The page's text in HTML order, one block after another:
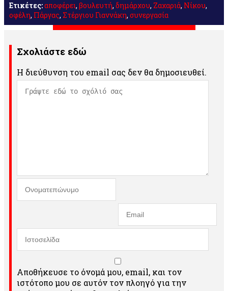
Ετικέτες:αποφέρει, βουλευτή, δημάρχου, Ζαχαριά, Νίκου,
οφέλη, Πάργας, Στέργιου Γιαννάκη, συνεργασία
Σχολιάστε εδώ
Η διεύθυνση του email σας δεν θα δημοσιευθεί.
Αποθήκευσε το όνομά μου, email, και τον
ιστότοπο μου σε αυτόν τον πλοηγό για την